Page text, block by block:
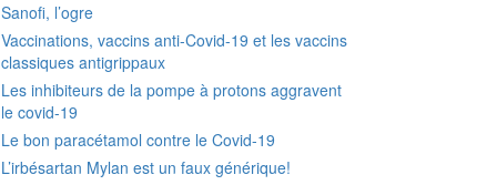
Sanofi, l’ogre
Vaccinations, vaccins anti-Covid-19 et les vaccins
classiques antigrippaux
Les inhibiteurs de la pompe à protons aggravent
le covid-19
Le bon paracétamol contre le Covid-19
L’irbésartan Mylan est un faux générique!